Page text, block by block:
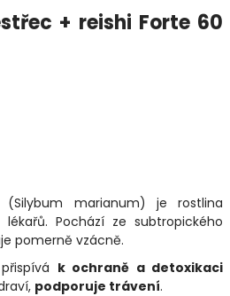
+ reishi Forte 60
(Silybum marianum) je rostlina
Pochází ze subtropického
pomerně vzácně.
k ochraně a detoxikaci
podporuje trávení.